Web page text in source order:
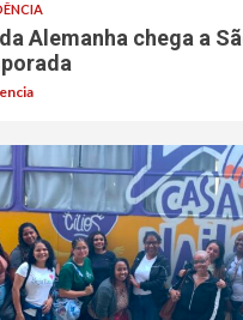
Alemanha chega a